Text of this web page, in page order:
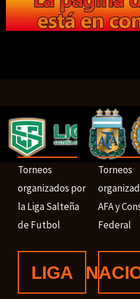
Torneos
organizados por
la Liga Salteña
de Futbol
LIGA
Torneos
AFA y
Federal